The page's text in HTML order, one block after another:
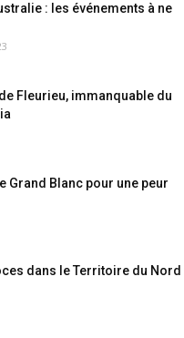
: les événements à ne
Fleurieu, immanquable du
Grand Blanc pour une peur
dans le Territoire du Nord